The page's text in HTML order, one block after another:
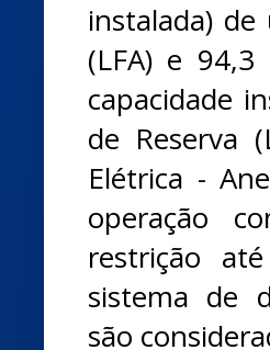
instalada)
(LFA) e
capacidade
de Reserva
Elétrica -
operação
restrição
sistema de
são